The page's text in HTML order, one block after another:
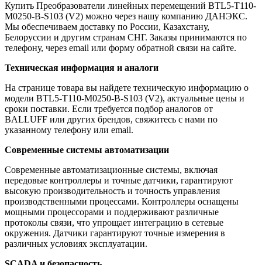
Купить Преобразователи линейных перемещений BTL5-T110-
M0250-B-S103 (V2) можно через нашу компанию ДАНЭКС.
Мы обеспечиваем доставку по России, Казахстану,
Белоруссии и другим странам СНГ. Заказы принимаются по
телефону, через email или форму обратной связи на сайте.
Техническая информация и аналоги
На странице товара вы найдете техническую информацию о
модели BTL5-T110-M0250-B-S103 (V2), актуальные цены и
сроки поставки. Если требуется подбор аналогов от
BALLUFF или других брендов, свяжитесь с нами по
указанному телефону или email.
Современные системы автоматизации
Современные автоматизационные системы, включая
передовые контроллеры и точные датчики, гарантируют
высокую производительность и точность управления
производственными процессами. Контроллеры оснащены
мощными процессорами и поддерживают различные
протоколы связи, что упрощает интеграцию в сетевые
окружения. Датчики гарантируют точные измерения в
различных условиях эксплуатации.